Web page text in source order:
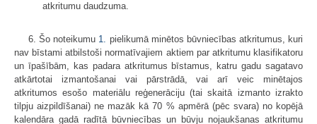
atkritumu daudzuma.
6. Šo noteikumu 1. pielikumā minētos būvniecības atkritumus, kuri
nav bīstami atbilstoši normatīvajiem aktiem par atkritumu klasifikatoru
un īpašībām, kas padara atkritumus bīstamus, katru gadu sagatavo
atkārtotai izmantošanai vai pārstrādā, vai arī veic minētajos
atkritumos esošo materiālu reģenerāciju (tai skaitā izmanto izrakto
tilpju aizpildīšanai) ne mazāk kā 70 % apmērā (pēc svara) no kopējā
kalendāra gadā radītā būvniecības un būvju nojaukšanas atkritumu